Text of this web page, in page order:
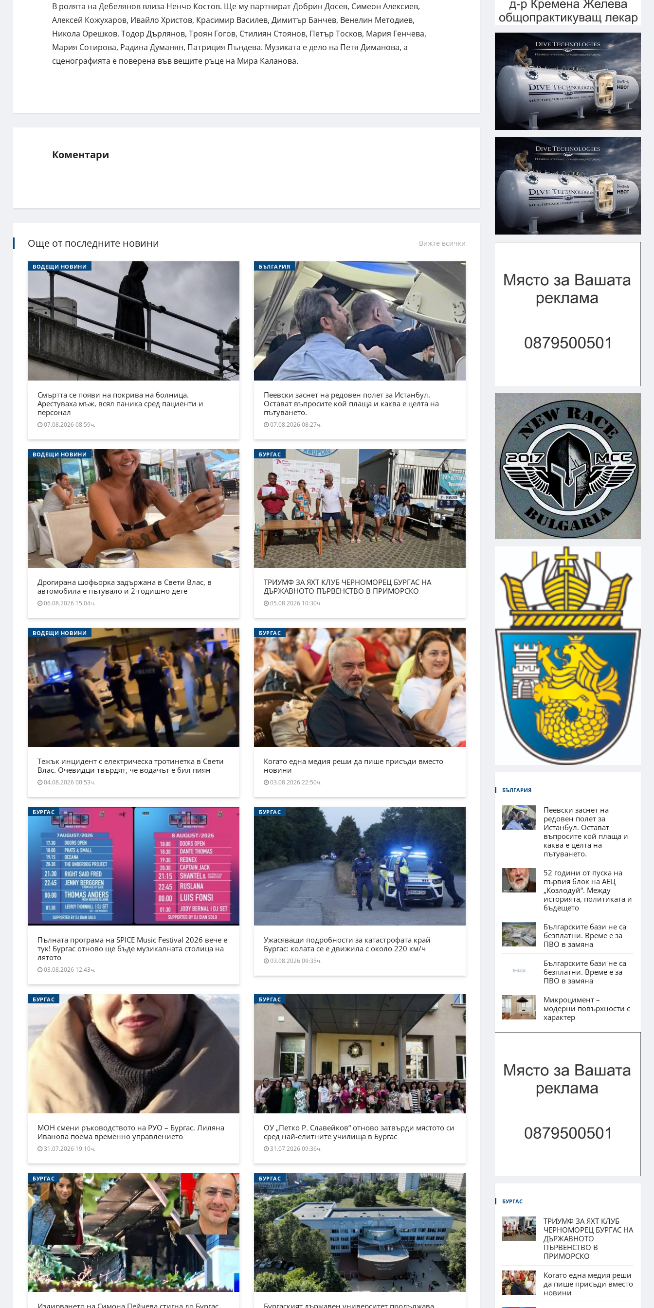
В ролята на Дебелянов влиза Ненчо Костов. Ще му партнират Добрин Досев, Симеон Алексиев,
Алексей Кожухаров, Ивайло Христов, Красимир Василев, Димитър Банчев, Венелин Методиев,
Никола Орешков, Тодор Дърлянов, Троян Гогов, Стилиян Стоянов, Петър Тосков, Мария Генчева,
Мария Сотирова, Радина Думанян, Патриция Пъндева. Музиката е дело на Петя Диманова, а
сценографията е поверена във вещите ръце на Мира Каланова.
Коментари
Още от последните новини Вижте всички
ВОДЕЩИ НОВИНИ
Смъртта се появи на покрива на болница.
Арестуваха мъж, всял паника сред пациенти и
персонал
07.08.2026 08:59ч.
БЪЛГАРИЯ
Пеевски заснет на редовен полет за Истанбул.
Остават въпросите кой плаща и каква е целта на
пътуването.
07.08.2026 08:27ч.
ВОДЕЩИ НОВИНИ
Дрогирана шофьорка задържана в Свети Влас, в
автомобила е пътувало и 2-годишно дете
06.08.2026 15:04ч.
БУРГАС
ТРИУМФ ЗА ЯХТ КЛУБ ЧЕРНОМОРЕЦ БУРГАС НА
ДЪРЖАВНОТО ПЪРВЕНСТВО В ПРИМОРСКО
05.08.2026 10:30ч.
ВОДЕЩИ НОВИНИ
Тежък инцидент с електрическа тротинетка в Свети
Влас. Очевидци твърдят, че водачът е бил пиян
04.08.2026 00:53ч.
БУРГАС
Когато една медия реши да пише присъди вместо
новини
03.08.2026 22:50ч.
БУРГАС
Пълната програма на SPICE Music Festival 2026 вече е
тук! Бургас отново ще бъде музикалната столица на
лятото
03.08.2026 12:43ч.
БУРГАС
Ужасяващи подробности за катастрофата край
Бургас: колата се е движила с около 220 км/ч
03.08.2026 09:35ч.
БУРГАС
МОН смени ръководството на РУО – Бургас. Лиляна
Иванова поема временно управлението
31.07.2026 19:10ч.
БУРГАС
ОУ „Петко Р. Славейков“ отново затвърди мястото си
сред най-елитните училища в Бургас
31.07.2026 09:36ч.
БУРГАС БУРГАС
БЪЛГАРИЯ
Пеевски заснет на
редовен полет за
Истанбул. Остават
въпросите кой плаща и
каква е целта на
пътуването.
52 години от пуска на
първия блок на АЕЦ
„Козлодуй“. Между
историята, политиката и
бъдещето
Българските бази не са
безплатни. Време е за
ПВО в замяна
Българските бази не са
безплатни. Време е за
ПВО в замяна
Микроцимент –
модерни повърхности с
характер
БУРГАС
ТРИУМФ ЗА ЯХТ КЛУБ
ЧЕРНОМОРЕЦ БУРГАС НА
ДЪРЖАВНОТО
ПЪРВЕНСТВО В
ПРИМОРСКО
Когато една медия реши
да пише присъди вместо
новини